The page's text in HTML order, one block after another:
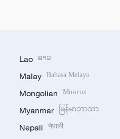
Lao ລາວ
Malay Bahasa Melayu
Mongolian Монгол
Myanmar မြန်မာဘာသာ
Nepali नेपाली